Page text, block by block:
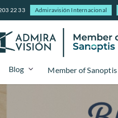
22 33 Admiravisión Internacional
Blog Member of Sanoptis